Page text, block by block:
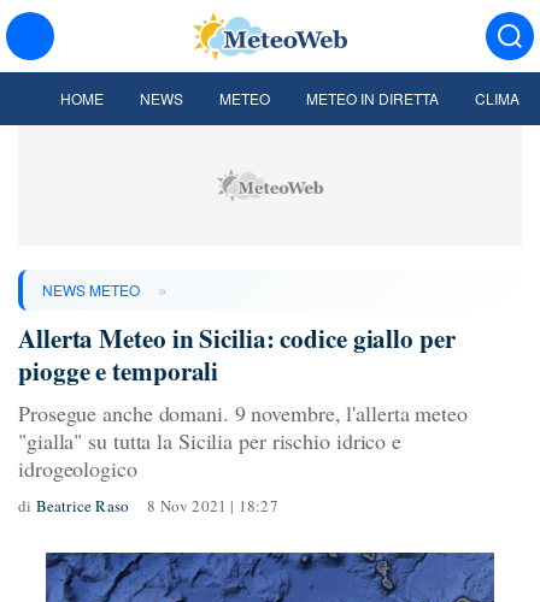
HOME NEWS METEO METEO IN DIRETTA CLIMA
NEWS METEO »
Allerta Meteo in Sicilia: codice giallo per
piogge e temporali
Prosegue anche domani. 9 novembre, l'allerta meteo
"gialla" su tutta la Sicilia per rischio idrico e
idrogeologico
di Beatrice Raso 8 Nov 2021 | 18:27